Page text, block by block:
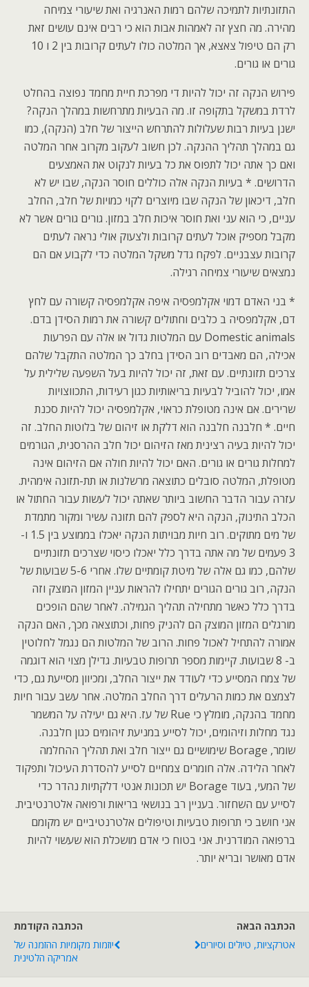
התזונתיות לתמיכה שלהם רמות האנרגיה ואת שיעורי צמיחה
מהירה. מה חצץ זה לאמהות אבות הוא כי רבים אינם עושים זאת
רק הם טיפול צאצא, אך המלטה כולו לעתים קרובות בין 2 ו 10
גורים או גורים.
פירוש הנקה זה יכול להיות די מפרכת חיית מחמד נפוצה בהחלט
לרדת במשקל בתקופה זו. מה הבעיות מתרחשות במהלך הנקה?
ישנן בעיות רבות שעלולות להתרחש הייצור של חלב (הנקה), כמו
גם במהלך תהליך ההנקה. לכן חשוב לעקוב מקרוב אחר המלטה
ואם כך אתה יכול לתפוס את כל בעיות לנקוט את האמצעים
הדרושים. * בעיות הנקה אלה כוללים חוסר הנקה, שבו יש לא
חלב, דיכאון של הנקה שבו מיוצרים לקוי כמויות של חלב, החלב
עניים, כי הוא עני ואת חוסר איכות חלב במזון. גורים גורים אשר לא
מקבל מספיק אוכל לעתים קרובות ולצעוק אולי נראה לעתים
קרובות עצבניים. לפקח גדל משקל המלטה כדי לקבוע אם הם
נמצאים שיעורי צמיחה רגילה.
* בני האדם דמוי אקלמפסיה איפה אקלמפסיה קשורה עם לחץ
דם, אקלמפסיה ב כלבים וחתולים קשורה את רמות הסידן בדם.
Domestic animals עם המלטות גדול או אלה עם הפרעות
אכילה, הם מאבדים רוב הסידן בחלב כך המלטה התקבל שלהם
צרכים תזונתיים. עם זאת, זה יכול להיות בעל השפעה שלילית על
אמו, יכול להוביל לבעיות בריאותיות כגון רעידות, התכווצויות
שרירים. אם אינה מטופלת כראוי, אקלמפסיה יכול להיות סכנת
חיים. * חלבנה חלבנה הוא דלקת או זיהום של בלוטות החלב. זה
יכול להיות בעיה רצינית מאז הזיהום יכול חלב ההרסנית, הגורמים
למחלות גורים או גורים. האם יכול להיות חולה אם הזיהום אינה
מטופלת, המלטה סובלים כתוצאה מרשלנות או תת-תזונה אימהית.
עזרה עבור הדבר החשוב ביותר שאתה יכול לעשות עבור החתול או
הכלב התינוק, הנקה היא לספק להם תזונה עשיר ומקור מתמדת
של מים מתוקים. רוב חיות מבויתות הנקה יאכלו בממוצע בין 1.5 ו-
3 פעמים של מה אתה בדרך כלל יאכלו כיסוי שצרכים תזונתיים
שלהם, כמו גם אלה של מיטת קומתיים שלו. אחרי 5-6 שבועות של
הנקה, רוב גורים הגורים יתחילו להראות עניין המזון המוצק וזה
בדרך כלל כאשר מתחילה תהליך הגמילה. לאחר שהם הופכים
מורגלים המזון המוצק הם להניק פחות, וכתוצאה מכך, האם הנקה
אמורה להתחיל לאכול פחות. הרוב של המלטות הם נגמל לחלוטין
ב- 8 שבועות. קיימות מספר תרופות טבעיות. גדילן מצוי הוא דוגמה
של צמח המסייע כדי לעודד את ייצור החלב, ומכיוון מסייעת גם, כדי
לצמצם את כמות הרעלים דרך החלב המלטה. אחר עשב עבור חיות
מחמד בהנקה, מומלץ כי Rue של עז. היא גם יעילה על המשמר
נגד מחלות וזיהומים, יכול לסייע במניעת זיהומים כגון חלבנה.
שומר, Borage שימושיים גם ייצור חלב ואת תהליך ההחלמה
לאחר הלידה. אלה חומרים צמחיים לסייע להסדרת העיכול ותפקוד
של המעי, בעוד Borage יש תכונות אנטי דלקתיות נהדר כדי
לסייע עם השחזור. בעניין רב בנושאי בריאות ורפואה אלטרנטיבית.
אני חושב כי תרופות טבעיות וטיפולים אלטרנטיביים יש מקומם
ברפואה המודרנית. אני בטוח כי אדם מושכלת הוא שעשוי להיות
אדם מאושר ובריא יותר.
הכתבה הקודמת
יוזמות מקומיות ההזמנה של
אמריקה הלטינית
הכתבה הבאה
אטרקציות, טיולים וסיורים